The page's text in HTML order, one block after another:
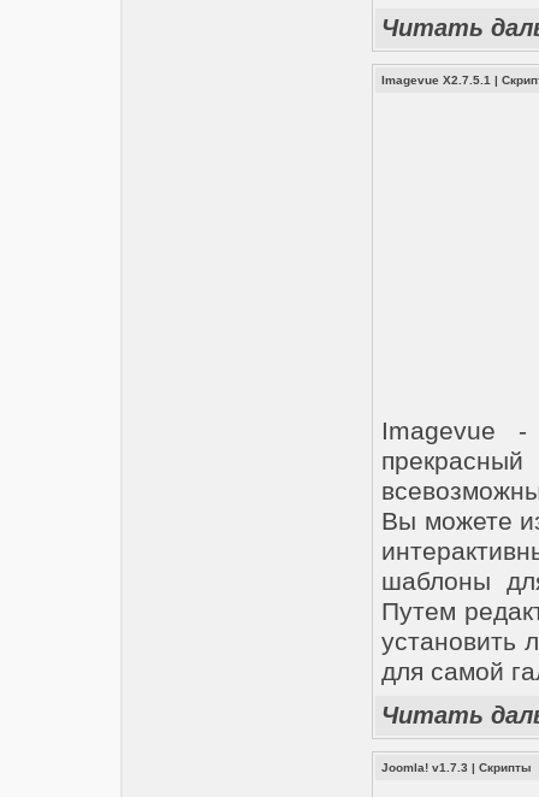
Читать
Imagevue X2.7.5.1 |
Imagevue
Вы можете
шаблоны
Путем
установить
для самой
Читать
Joomla! v1.7.3 | Скрипты